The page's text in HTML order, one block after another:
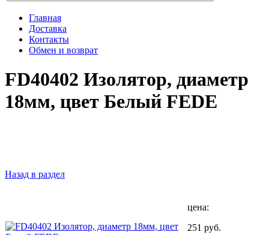
Главная
Доставка
Контакты
Обмен и возврат
FD40402 Изолятор, диаметр
18мм, цвет Белый FEDE
Назад в раздел
цена:
251 руб.